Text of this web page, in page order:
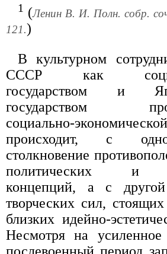
1 (Ленин В. И. Полн. собр.
121.)
В культурном
СССР как
государством и
государством
социально-
происходит, с
столкновение
политических и
концепций, а с
творческих сил,
близких идейно-
Несмотря на усиленное